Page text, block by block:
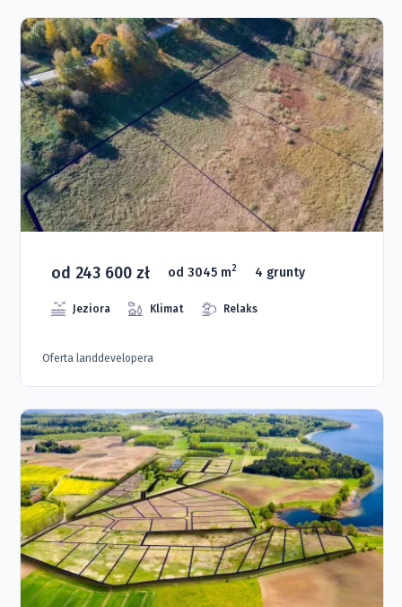
od 243 600 zł od 3045 m2 4 grunty
Jeziora Klimat Relaks
Oferta landdevelopera